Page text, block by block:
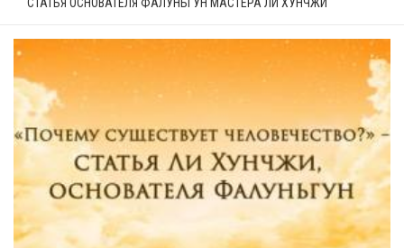
СТАТЬЯ ОСНОВАТЕЛЯ ФАЛУНЬГУН МАСТЕРА ЛИ ХУНЧЖИ